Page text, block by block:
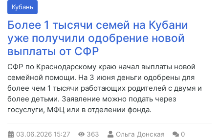
Кубань
Более 1 тысячи семей на Кубани
уже получили одобрение новой
выплаты от СФР
СФР по Краснодарскому краю начал выплаты новой
семейной помощи. На 3 июня деньги одобрены для
более чем 1 тысячи работающих родителей с двумя и
более детьми. Заявление можно подать через
госуслуги, МФЦ или в отделении фонда.
03.06.2026 15:27 363 Ольга Донская 0